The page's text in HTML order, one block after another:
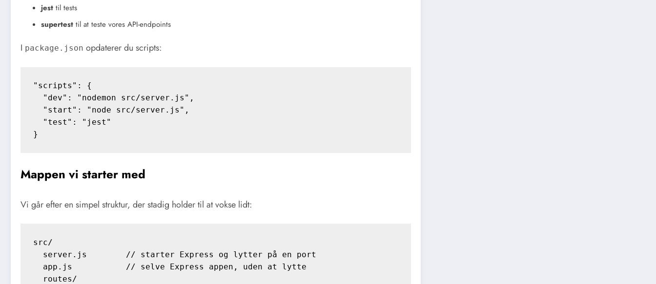
jest til tests
supertest til at teste vores API-endpoints
I package.json opdaterer du scripts:
"scripts": {
  "dev": "nodemon src/server.js",
  "start": "node src/server.js",
  "test": "jest"
Mappen vi starter med
Vi går efter en simpel struktur, der stadig holder til at vokse lidt:
src/
  server.js        // starter Express og lytter på en port
  app.js           // selve Express appen, uden at lytte
  routes/